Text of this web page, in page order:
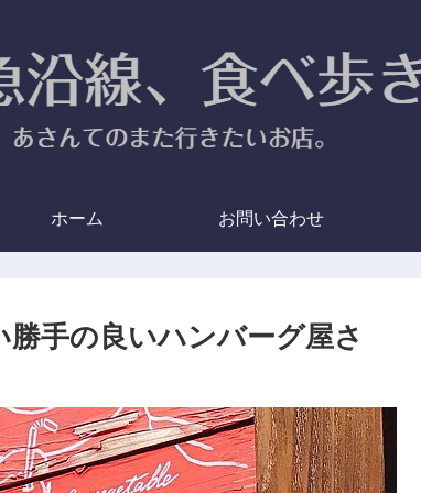
ホーム お問い合わせ
勝手の良いハンバーグ屋さ